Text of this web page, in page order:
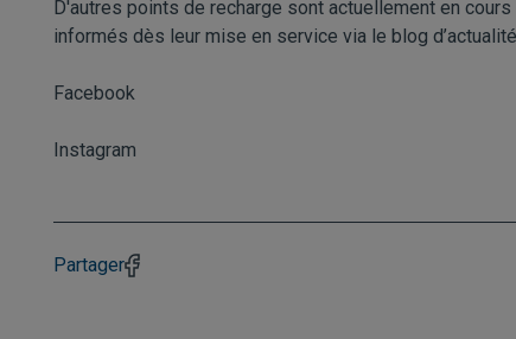
D'autres points de recharge sont actuellement en
informés dès leur mise en service via le blog
Facebook
Instagram
Partager